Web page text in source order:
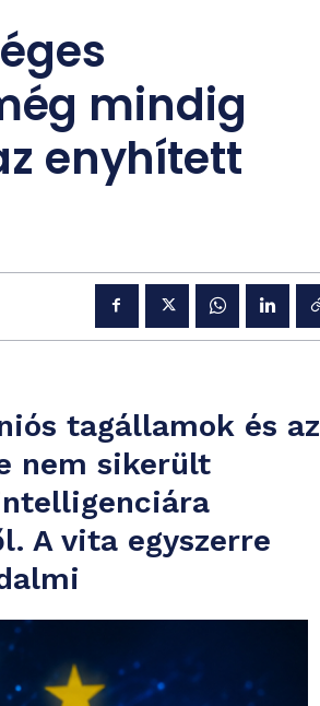
mindig
enyhített
tagállamok és az
nem sikerült
A vita egyszerre